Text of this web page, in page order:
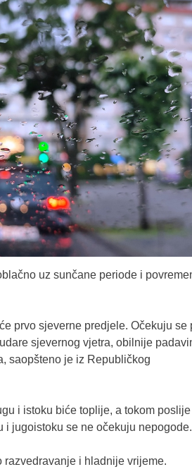
uz sunčane periode i
prvo sjeverne predjele. Očekuju se
sjevernog vjetra, obilnije
saopšteno je iz Republičkog
i istoku biće toplije, a tokom
i jugoistoku se ne očekuju nepogode.
razvedravanje i hladnije vrijeme.